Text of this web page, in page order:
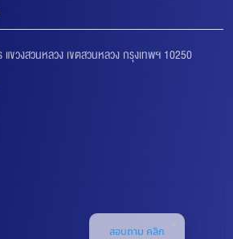
วงสวนหลวง เขตสวนหลวง กรุงเทพฯ 10250
สอบถาม คลิก